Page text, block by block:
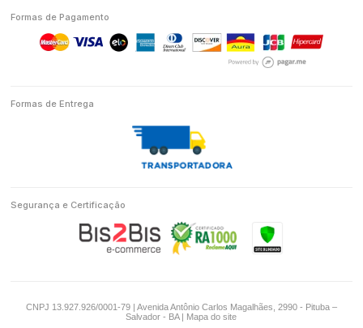
Formas de Pagamento
Formas de Entrega
Segurança e Certificação
CNPJ 13.927.926/0001-79 | Avenida Antônio Carlos Magalhães, 2990 - Pituba –
Salvador - BA | Mapa do site